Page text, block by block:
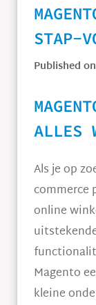
STAP-
Published
ALLES
Als je op
commerce
online
Magento
kleine